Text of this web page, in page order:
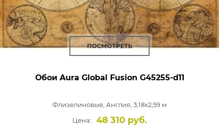
ПОСМОТРЕТЬ
Обои Aura Global Fusion G45255-d11
Флизелиновые, Англия, 3,18x2,59 м
Цена:
48 310 руб.